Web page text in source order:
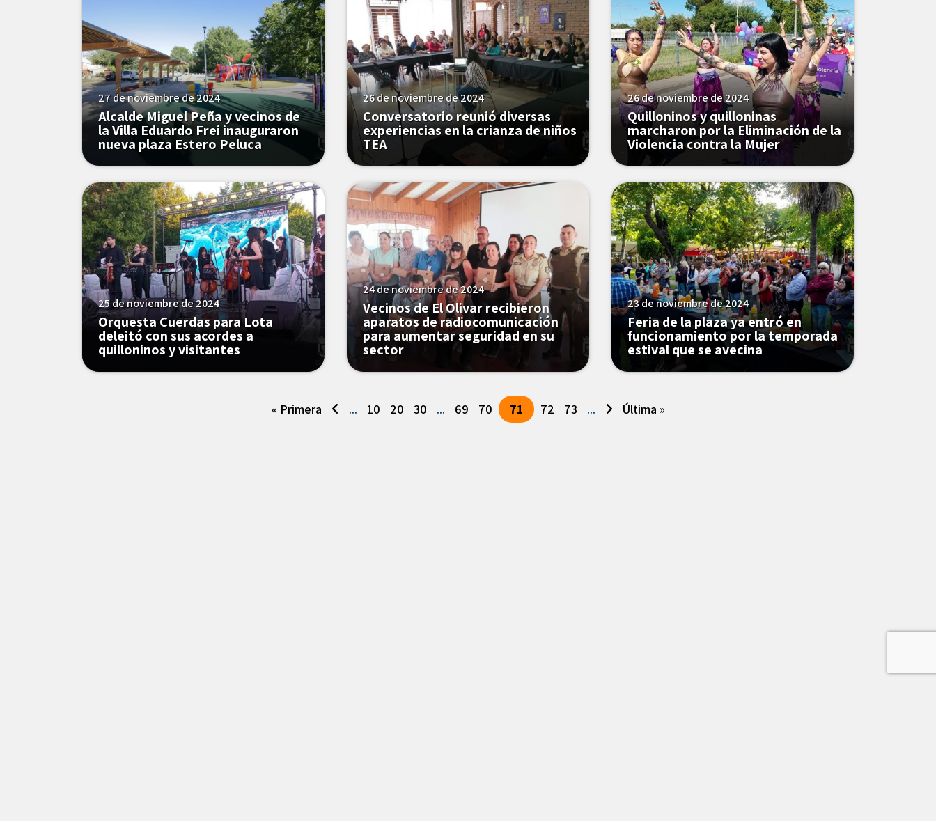
27 de noviembre de 2024
Alcalde Miguel Peña y vecinos de
la Villa Eduardo Frei inauguraron
nueva plaza Estero Peluca
26 de noviembre de 2024
Conversatorio reunió diversas
experiencias en la crianza de niños
TEA
26 de noviembre de 2024
Quilloninos y quilloninas
marcharon por la Eliminación de la
Violencia contra la Mujer
25 de noviembre de 2024
Orquesta Cuerdas para Lota
deleitó con sus acordes a
quilloninos y visitantes
24 de noviembre de 2024
Vecinos de El Olivar recibieron
aparatos de radiocomunicación
para aumentar seguridad en su
sector
23 de noviembre de 2024
Feria de la plaza ya entró en
funcionamiento por la temporada
estival que se avecina
« Primera ... 10 20 30 ... 69 70 71 72 73 ... Última »